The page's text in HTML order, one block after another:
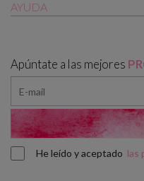
AYUDA
Apúntate a las mejores
He leído y aceptado las